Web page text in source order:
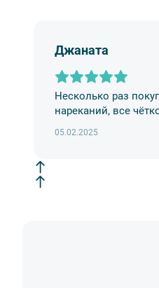
Джаната
Несколько раз
нареканий, все
05.02.2025